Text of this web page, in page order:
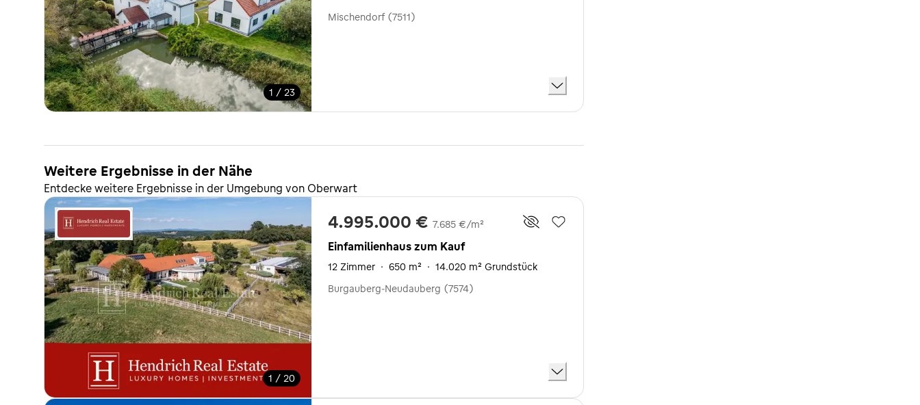
1 / 23
Mischendorf (7511)
Weitere Ergebnisse in der Nähe
Entdecke weitere Ergebnisse in der Umgebung von Oberwart
1 / 20
4.995.000 € 7.685 €/m²
Einfamilienhaus zum Kauf
12 Zimmer · 650 m² · 14.020 m² Grundstück
Burgauberg-Neudauberg (7574)